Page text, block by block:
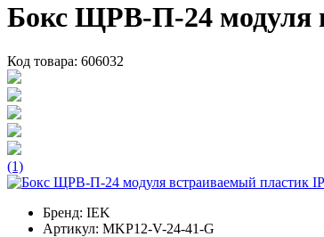
Бокс ЩРВ-П-24 модуля
Код товара: 606032
(1)
Бренд: IEK
Артикул: MKP12-V-24-41-G